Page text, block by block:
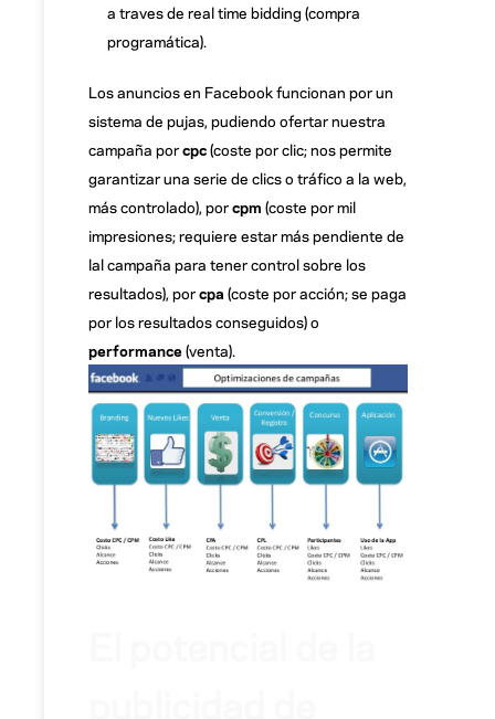
a traves de real time bidding (compra
programática).
Los anuncios en Facebook funcionan por un
sistema de pujas, pudiendo ofertar nuestra
campaña porcpc(coste por clic; nos permite
garantizar una serie de clics o tráfico a la web,
más controlado), porcpm (coste por mil
impresiones; requiere estar más pendiente de
lal campaña para tener control sobre los
resultados), porcpa (coste por acción; se paga
por los resultados conseguidos) o
performance(venta).